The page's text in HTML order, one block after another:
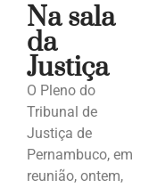
Na sala
da
Justiça
O Pleno do
Tribunal de
Justiça de
Pernambuco, em
reunião, ontem,